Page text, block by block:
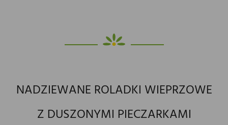
NADZIEWANE ROLADKI WIEPRZOWE
Z DUSZONYMI PIECZARKAMI